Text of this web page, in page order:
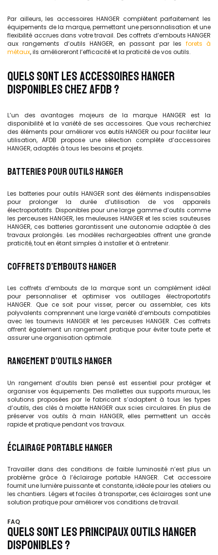
Par ailleurs, les accessoires HANGER complètent parfaitement les
équipements de la marque, permettant une personnalisation et une
flexibilité accrues dans votre travail. Des coffrets d’embouts HANGER
aux rangements d’outils HANGER, en passant par les forets à
métaux, ils amélioreront l’efficacité et la praticité de vos outils.
QUELS SONT LES ACCESSOIRES HANGER
DISPONIBLES CHEZ AFDB ?
L’un des avantages majeurs de la marque HANGER est la
disponibilité et la variété de ses accessoires. Que vous recherchiez
des éléments pour améliorer vos outils HANGER ou pour faciliter leur
utilisation, AFDB propose une sélection complète d’accessoires
HANGER, adaptés à tous les besoins et projets.
BATTERIES POUR OUTILS HANGER
Les batteries pour outils HANGER sont des éléments indispensables
pour prolonger la durée d’utilisation de vos appareils
électroportatifs. Disponibles pour une large gamme d’outils comme
les perceuses HANGER, les meuleuses HANGER et les scies sauteuses
HANGER, ces batteries garantissent une autonomie adaptée à des
travaux prolongés. Les modèles rechargeables offrent une grande
praticité, tout en étant simples à installer et à entretenir.
COFFRETS D’EMBOUTS HANGER
Les coffrets d’embouts de la marque sont un complément idéal
pour personnaliser et optimiser vos outillages électroportatifs
HANGER. Que ce soit pour visser, percer ou assembler, ces kits
polyvalents comprennent une large variété d’embouts compatibles
avec les tournevis HANGER et les perceuses HANGER. Ces coffrets
offrent également un rangement pratique pour éviter toute perte et
assurer une organisation optimale.
RANGEMENT D’OUTILS HANGER
Un rangement d’outils bien pensé est essentiel pour protéger et
organiser vos équipements. Des mallettes aux supports muraux, les
solutions proposées par le fabricant s’adaptent à tous les types
d’outils, des clés à molette HANGER aux scies circulaires. En plus de
préserver vos outils à main HANGER, elles permettent un accès
rapide et pratique pendant vos travaux.
ÉCLAIRAGE PORTABLE HANGER
Travailler dans des conditions de faible luminosité n’est plus un
problème grâce à l’éclairage portable HANGER. Cet accessoire
fournit une lumière puissante et constante, idéale pour les ateliers ou
les chantiers. Légers et faciles à transporter, ces éclairages sont une
solution pratique pour améliorer vos conditions de travail.
FAQ
QUELS SONT LES PRINCIPAUX OUTILS HANGER
DISPONIBLES ?